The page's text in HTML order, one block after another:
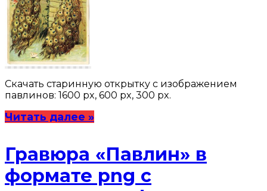
Скачать старинную открытку с изображением
павлинов: 1600 px, 600 px, 300 px.
Читать далее »
Гравюра «Павлин» в
формате png с